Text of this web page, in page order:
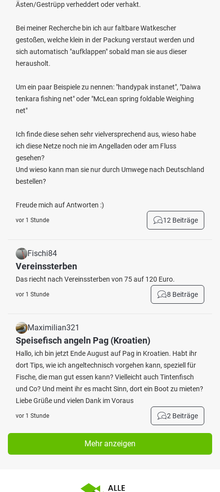
Ästen/Gestrüpp verheddert oder verhakt.
Bei meiner Recherche bin ich aur faltbare Watkescher
gestoßen, welche klein in der Packung verstaut werden und
sich automatisch "aufklappen" sobald man sie aus dieser
herausholt.
Um ein paar Beispiele zu nennen: "handypak instanet", "Daiwa
tenkara fishing net" oder "McLean spring foldable Weighing
net"
Ich finde diese sehen sehr vielversprechend aus, wieso habe
ich diese Netze noch nie im Angelladen oder am Fluss
gesehen?
Und wieso kann man sie nur durch Umwege nach Deutschland
bestellen?
Freude mich auf Antworten :)
vor 1 Stunde 12 Beiträge
Fischi84
Vereinssterben
Das riecht nach Vereinssterben von 75 auf 120 Euro.
vor 1 Stunde 8 Beiträge
Maximilian321
Speisefisch angeln Pag (Kroatien)
Hallo, ich bin jetzt Ende August auf Pag in Kroatien. Habt ihr
dort Tips, wie ich angeltechnisch vorgehen kann, speziell für
Fische, die man gut essen kann? Vielleicht auch Tintenfisch
und Co? Und meint ihr es macht Sinn, dort ein Boot zu mieten?
Liebe Grüße und vielen Dank im Voraus
vor 1 Stunde 2 Beiträge
Mehr anzeigen